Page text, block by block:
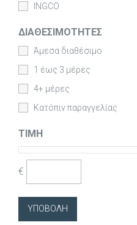
INGCO
ΔΙΑΘΕΣΙΜΌΤΗΤΕΣ
Άμεσα διαθέσιμο
1 έως 3 μέρες
4+ μέρες
Κατόπιν παραγγελίας
ΤΙΜΉ
€